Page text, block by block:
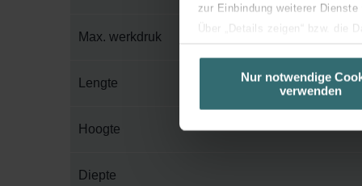
zur Einbindung weiterer
Über „Details zeigen“ bzw. die
unserer Website verwenden,
basierend auf Ihren
Datenschutzerklärung
Nur notwendige
verwenden
Max. werkdruk
Lengte
Hoogte
Diepte